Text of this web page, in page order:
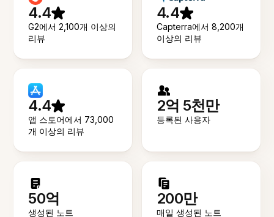
4.4
G2에서 2,100개 이상의
리뷰
4.4
Capterra에서 8,200개
이상의 리뷰
4.4
앱 스토어에서 73,000
개 이상의 리뷰
2억 5천만
등록된 사용자
50억
생성된 노트
200만
매일 생성된 노트